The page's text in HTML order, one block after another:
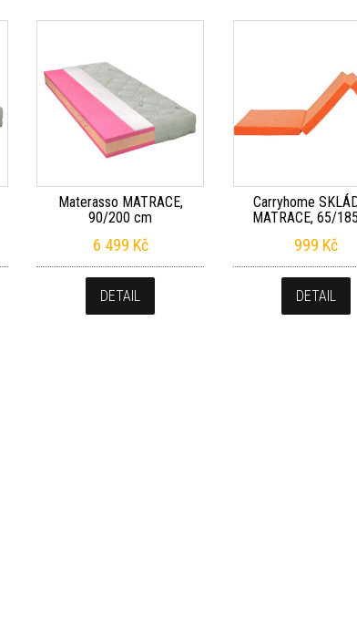
Materasso MATRACE,
90/200 cm
6 499 Kč
DETAIL
Carryhome
MATRACE, 65/
999 Kč
DETAIL